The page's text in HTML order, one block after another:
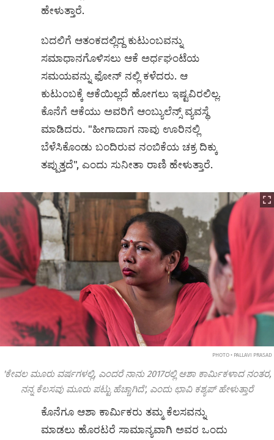
ಹೇಳುತ್ತಾರೆ.
ಬದಲಿಗೆ ಆತಂಕದಲ್ಲಿದ್ದ ಕುಟುಂಬವನ್ನು
ಸಮಾಧಾನಗೊಳಿಸಲು ಆಕೆ ಅರ್ಧಘಂಟೆಯ
ಸಮಯವನ್ನು ಫೋನ್‌ ನಲ್ಲಿ ಕಳೆದರು. ಆ
ಕುಟುಂಬಕ್ಕೆ ಆಕೆಯಿಲ್ಲದೆ ಹೋಗಲು ಇಷ್ಟವಿರಲಿಲ್ಲ.
ಕೊನೆಗೆ ಆಕೆಯು ಅವರಿಗೆ ಆಂಬ್ಯುಲೆನ್ಸ್‌ ವ್ಯವಸ್ಥೆ
ಮಾಡಿದರು. "ಹೀಗಾದಾಗ ನಾವು ಊರಿನಲ್ಲಿ
ಬೆಳೆಸಿಕೊಂಡು ಬಂದಿರುವ ನಂಬಿಕೆಯ ಚಕ್ರ ದಿಕ್ಕು
ತಪ್ಪುತ್ತದೆ", ಎಂದು ಸುನೀತಾ ರಾಣಿ ಹೇಳುತ್ತಾರೆ.
PHOTO • PALLAVI PRASAD
'ಕೇವಲ ಮೂರು ವರ್ಷಗಳಲ್ಲಿ, ಎಂದರೆ ನಾನು 2017ರಲ್ಲಿ ಆಶಾ ಕಾರ್ಮಿಕಳಾದ ನಂತರ,
ನನ್ನ ಕೆಲಸವು ಮೂರು ಪಟ್ಟು ಹೆಚ್ಚಾಗಿದೆ', ಎಂದು ಛಾವಿ ಕಶ್ಯಪ್ ಹೇಳುತ್ತಾರೆ
ಕೊನೆಗೂ ಆಶಾ ಕಾರ್ಮಿಕರು ತಮ್ಮ ಕೆಲಸವನ್ನು
ಮಾಡಲು ಹೊರಟರೆ ಸಾಮಾನ್ಯವಾಗಿ ಅವರ ಒಂದು